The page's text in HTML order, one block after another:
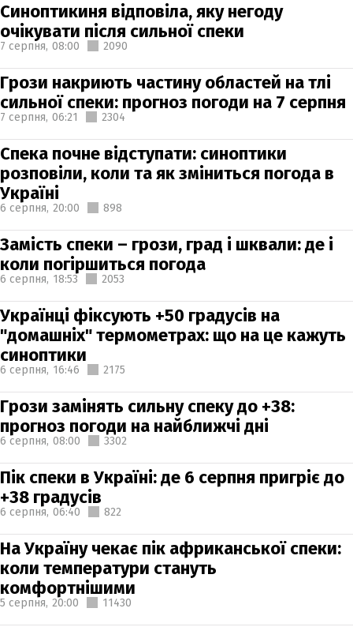
Синоптикиня відповіла, яку негоду
очікувати після сильної спеки
7 серпня, 08:00 2090
Грози накриють частину областей на тлі
сильної спеки: прогноз погоди на 7 серпня
7 серпня, 06:21 2304
Спека почне відступати: синоптики
розповіли, коли та як зміниться погода в
Україні
6 серпня, 20:00 898
Замість спеки – грози, град і шквали: де і
коли погіршиться погода
6 серпня, 18:53 2053
Українці фіксують +50 градусів на
"домашніх" термометрах: що на це кажуть
синоптики
6 серпня, 16:46 2175
Грози замінять сильну спеку до +38:
прогноз погоди на найближчі дні
6 серпня, 08:00 3302
Пік спеки в Україні: де 6 серпня пригріє до
+38 градусів
6 серпня, 06:40 822
На Україну чекає пік африканської спеки:
коли температури стануть
комфортнішими
5 серпня, 20:00 11430